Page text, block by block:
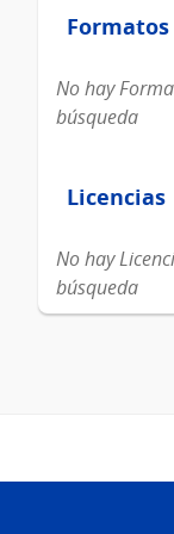
Formatos
Formatos
No hay
búsqueda
Licencias
Licencias
No hay
búsqueda